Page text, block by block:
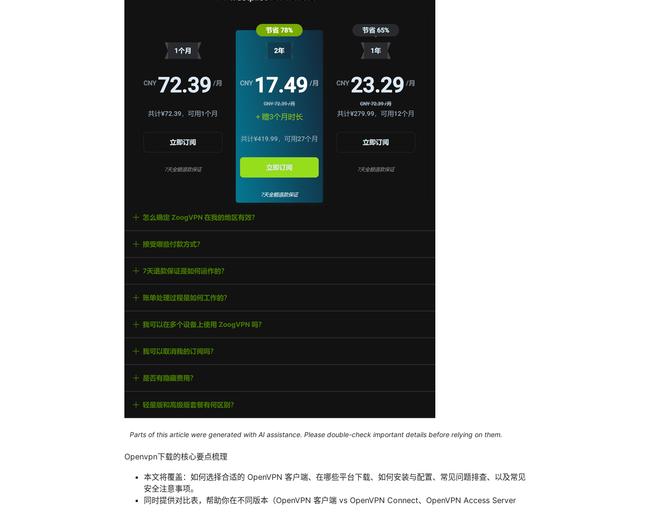
Parts of this article were generated with AI assistance. Please double-check important details before relying on them.
Openvpn下载的核心要点梳理
本文将覆盖：如何选择合适的 OpenVPN 客户端、在哪些平台下载、如何安装与配置、常见问题排查、以及常见
安全注意事项。
同时提供对比表，帮助你在不同版本（OpenVPN 客户端 vs OpenVPN Connect、OpenVPN Access Server